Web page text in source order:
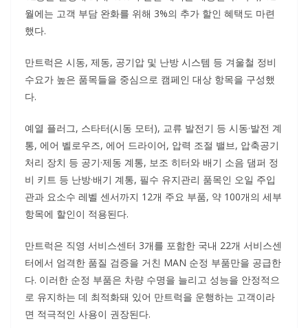
월에는 고객 부담 완화를 위해 3%의 추가 할인 혜택도 마련
했다.
만트럭은 시동, 제동, 공기압 및 난방 시스템 등 겨울철 정비
수요가 높은 품목들을 중심으로 캠페인 대상 항목을 구성했
다.
예열 플러그, 스타터(시동 모터), 교류 발전기 등 시동·발전 계
통, 에어 벨로우즈, 에어 드라이어, 압력 조절 밸브, 압축공기
처리 장치 등 공기·제동 계통, 보조 히터와 배기 소음 댐퍼 정
비 키트 등 난방·배기 계통, 필수 유지관리 품목인 오일 주입
관과 요소수 레벨 센서까지 12개 주요 부품, 약 100개의 세부
항목에 할인이 적용된다.
만트럭은 직영 서비스센터 3개를 포함한 국내 22개 서비스센
터에서 엄격한 품질 검증을 거친 MAN 순정 부품만을 공급한
다. 이러한 순정 부품은 차량 수명을 늘리고 성능을 안정적으
로 유지하는 데 최적화돼 있어 만트럭을 운행하는 고객이라
면 적극적인 사용이 권장된다.